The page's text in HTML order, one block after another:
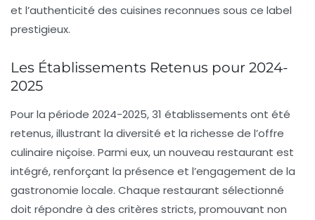
et l’authenticité des cuisines reconnues sous ce label
prestigieux.
Les Établissements Retenus pour 2024-
2025
Pour la période 2024-2025,31 établissements ont été
retenus, illustrant la diversité et la richesse de l’offre
culinaire niçoise. Parmi eux, un nouveau restaurant est
intégré, renforçant la présence et l’engagement de la
gastronomie locale. Chaque restaurant sélectionné
doit répondre à des critères stricts, promouvant non